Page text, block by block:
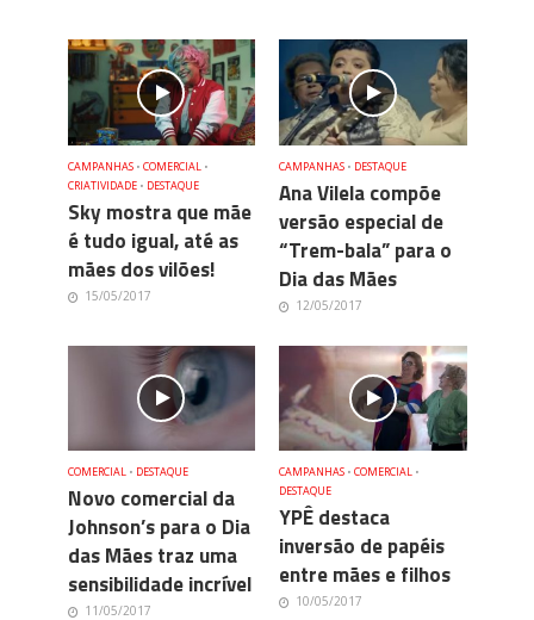
CAMPANHAS • COMERCIAL •
CRIATIVIDADE • DESTAQUE
Sky mostra que mãe
é tudo igual, até as
mães dos vilões!
15/05/2017
CAMPANHAS • DESTAQUE
Ana Vilela compõe
versão especial de
“Trem-bala” para o
Dia das Mães
12/05/2017
COMERCIAL • DESTAQUE
Novo comercial da
Johnson’s para o Dia
das Mães traz uma
sensibilidade incrível
11/05/2017
CAMPANHAS • COMERCIAL •
DESTAQUE
YPÊ destaca
inversão de papéis
entre mães e filhos
10/05/2017